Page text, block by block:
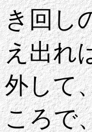
き回し
え出れ
外して
ころで